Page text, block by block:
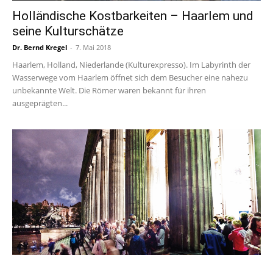
Holländische Kostbarkeiten – Haarlem und
seine Kulturschätze
Dr. Bernd Kregel - 7. Mai 2018
Haarlem, Holland, Niederlande (Kulturexpresso). Im Labyrinth der
Wasserwege vom Haarlem öffnet sich dem Besucher eine nahezu
unbekannte Welt. Die Römer waren bekannt für ihren
ausgeprägten...